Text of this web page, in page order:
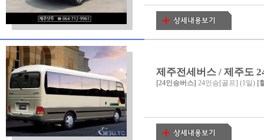
제주전세버스 / 제주도
[24인승버스] 24인승[골프] (1일) [